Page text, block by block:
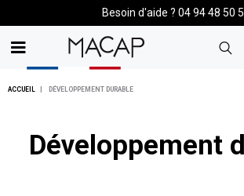
Besoin d'aide ? 04 94 48 50
ACCUEIL DÉVELOPPEMENT DURABLE
Développement